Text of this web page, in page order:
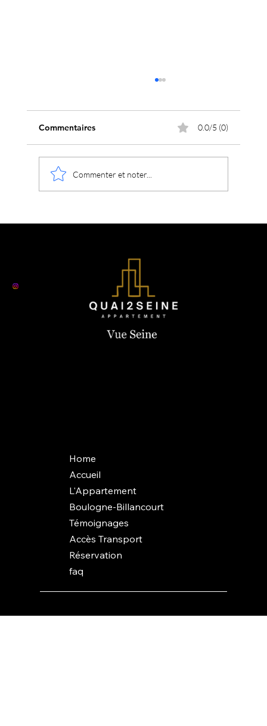
Valentine's Day 2026
Commentaires 0.0/5 (0)
Commenter et noter...
Home
Accueil
L'Appartement
Boulogne-Billancourt
Témoignages
Accès Transport
Réservation
faq